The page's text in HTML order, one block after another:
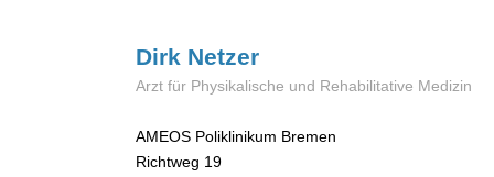
Dirk Netzer
Arzt für Physikalische und Rehabilitative Medizin
AMEOS Poliklinikum Bremen
Richtweg 19